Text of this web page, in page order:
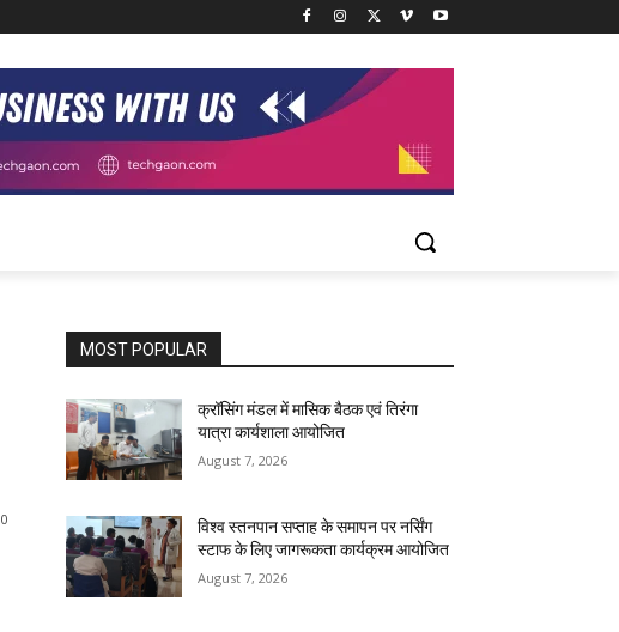
0
MOST POPULAR
क्रॉसिंग मंडल में मासिक बैठक एवं तिरंगा
यात्रा कार्यशाला आयोजित
August 7, 2026
विश्व स्तनपान सप्ताह के समापन पर नर्सिंग
स्टाफ के लिए जागरूकता कार्यक्रम आयोजित
August 7, 2026